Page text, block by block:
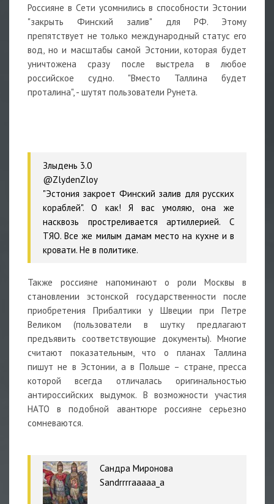
Россияне в Сети усомнились в способности Эстонии
"закрыть Финский залив" для РФ. Этому
препятствует не только международный статус его
вод, но и масштабы самой Эстонии, которая будет
уничтожена сразу после выстрела в любое
российское судно. "Вместо Таллина будет
проталина", - шутят пользователи Рунета.
Злыдень 3.0
@ZlydenZloy
"Эстония закроет Финский залив для русских
кораблей". О как! Я вас умоляю, она же
насквозь простреливается артиллерией. С
ТЯО. Все же милым дамам место на кухне и в
кровати. Не в политике.
Также россияне напоминают о роли Москвы в
становлении эстонской государственности после
приобретения Прибалтики у Швеции при Петре
Великом (пользователи в шутку предлагают
предъявить соответствующие документы). Многие
считают показательным, что о планах Таллина
пишут не в Эстонии, а в Польше – стране, пресса
которой всегда отличалась оригинальностью
антироссийских выдумок. В возможности участия
НАТО в подобной авантюре россияне серьезно
сомневаются.
Сандра Миронова
Sandrrrraaaaa_a